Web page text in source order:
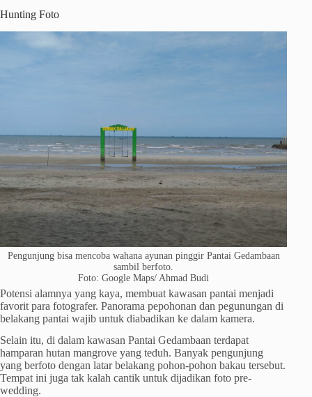
Hunting Foto
Pengunjung bisa mencoba wahana ayunan pinggir Pantai Gedambaan
sambil berfoto.
Foto: Google Maps/ Ahmad Budi
Potensi alamnya yang kaya, membuat kawasan pantai menjadi
favorit para fotografer. Panorama pepohonan dan pegunungan di
belakang pantai wajib untuk diabadikan ke dalam kamera.
Selain itu, di dalam kawasan Pantai Gedambaan terdapat
hamparan hutan mangrove yang teduh. Banyak pengunjung
yang berfoto dengan latar belakang pohon-pohon bakau tersebut.
Tempat ini juga tak kalah cantik untuk dijadikan foto pre-
wedding.